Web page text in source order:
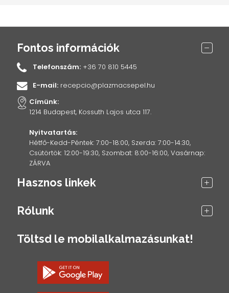
Fontos információk
Telefonszám: +36 70 810 5445
E-mail: recepcio@plazmacsepel.hu
Címünk:
1214 Budapest, Kossuth Lajos utca 117.
Nyitvatartás:
Hétfő-Kedd-Péntek: 7:00-18:00, Szerda: 7:00-14:30,
Csütörtök: 12:00-19:30, Szombat: 8:00-16:00, Vasárnap:
ZÁRVA
Hasznos linkek
Rólunk
Töltsd le mobilalkalmazásunkat!